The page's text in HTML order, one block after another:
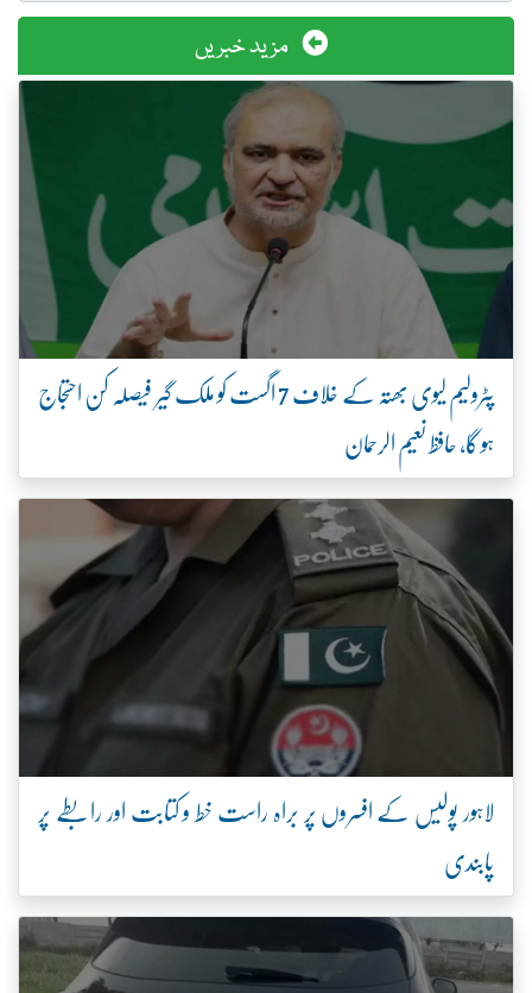
مزید خبریں
پٹرولیم لیوی بھتہ کے خلاف 7 اگست کو ملک گیر فیصلہ کن احتجاج
ہو گا، حافظ نعیم الرحمان
لاہور پولیس کے افسروں پر براہ راست خط و کتابت اور رابطے پر
پابندی